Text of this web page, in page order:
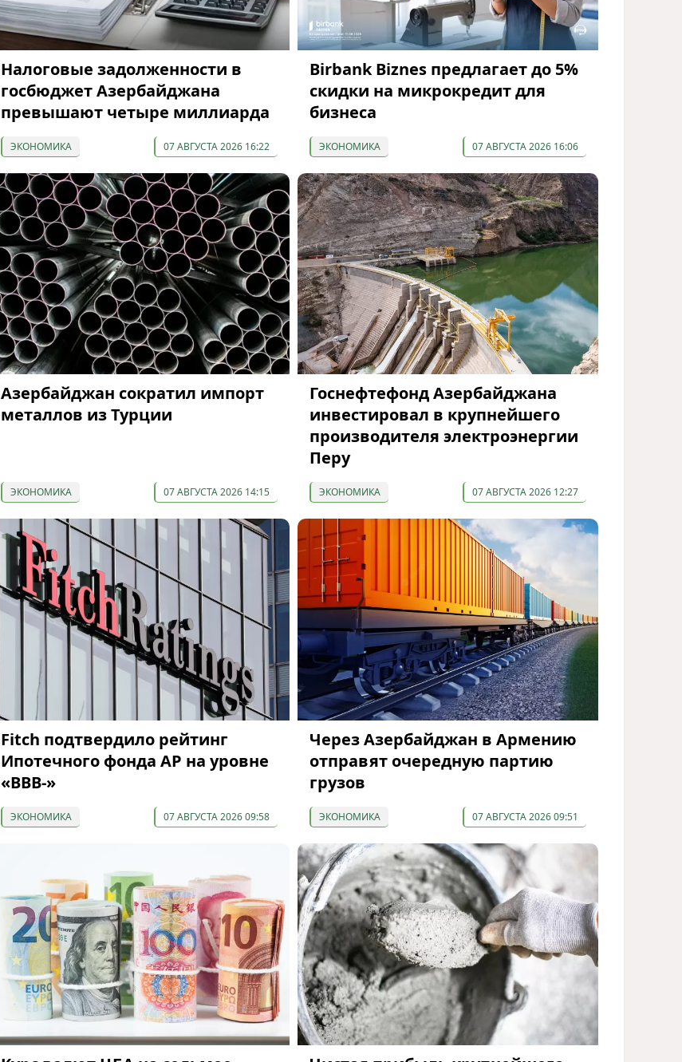
Налоговые задолженности в
госбюджет Азербайджана
превышают четыре миллиарда
ЭКОНОМИКА 07 АВГУСТА 2026 16:22
Birbank Biznes предлагает до 5%
скидки на микрокредит для
бизнеса
ЭКОНОМИКА 07 АВГУСТА 2026 16:06
Азербайджан сократил импорт
металлов из Турции
ЭКОНОМИКА 07 АВГУСТА 2026 14:15
Госнефтефонд Азербайджана
инвестировал в крупнейшего
производителя электроэнергии
Перу
ЭКОНОМИКА 07 АВГУСТА 2026 12:27
Fitch подтвердило рейтинг
Ипотечного фонда АР на уровне
«BBB-»
ЭКОНОМИКА 07 АВГУСТА 2026 09:58
Через Азербайджан в Армению
отправят очередную партию
грузов
ЭКОНОМИКА 07 АВГУСТА 2026 09:51